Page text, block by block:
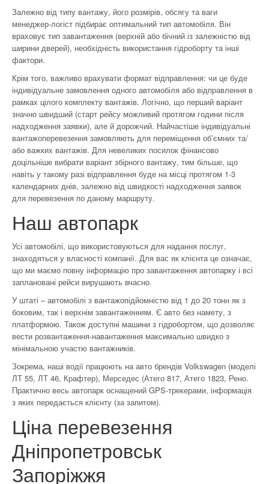
Залежно від типу вантажу, його розмірів, обсягу та ваги
менеджер-логіст підбирає оптимальний тип автомобіля. Він
враховує тип завантаження (верхній або бічний із залежністю від
ширини дверей), необхідність використання гідроборту та інші
фактори.
Крім того, важливо врахувати формат відправлення: чи це буде
індивідуальне замовлення одного автомобіля або відправлення в
рамках цілого комплекту вантажів. Логічно, що перший варіант
значно швидший (старт рейсу можливий протягом години після
надходження заявки), але й дорожчий. Найчастіше індивідуальні
вантажоперевезення замовляють для переміщення об’ємних та/
або важких вантажів. Для невеликих посилок фінансово
доцільніше вибрати варіант збірного вантажу, тим більше, що
навіть у такому разі відправлення буде на місці протягом 1-3
календарних днів, залежно від швидкості надходження заявок
для перевезення по даному маршруту.
Наш автопарк
Усі автомобілі, що використовуються для надання послуг,
знаходяться у власності компанії. Для вас як клієнта це означає,
що ми маємо повну інформацію про завантаження автопарку і всі
заплановані рейси вирушають вчасно.
У штаті – автомобілі з вантажопідйомністю від 1 до 20 тонн як з
боковим, так і верхнім завантаженням. Є авто без намету, з
платформою. Також доступні машини з гідробортом, що дозволяє
вести розвантаження-навантаження максимально швидко з
мінімальною участю вантажників.
Зокрема, наші водії працюють на авто брендів Volkswagen (моделі
ЛТ 55, ЛТ 46, Крафтер), Мерседес (Атего 817, Атего 1823, Рено.
Практично весь автопарк оснащений GPS-трекерами, інформація
з яких передається клієнту (за запитом).
Ціна перевезення
Дніпропетровськ
Запоріжжя